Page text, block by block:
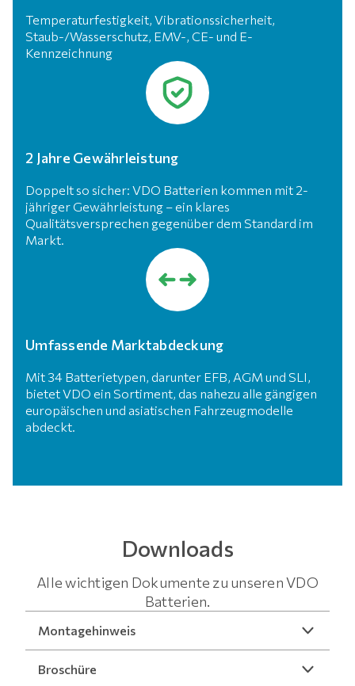
Temperaturfestigkeit, Vibrationssicherheit,
Staub-/Wasserschutz, EMV-, CE- und E-
Kennzeichnung
2 Jahre Gewährleistung
Doppelt so sicher: VDO Batterien kommen mit 2-
jähriger Gewährleistung – ein klares
Qualitätsversprechen gegenüber dem Standard im
Markt.
Umfassende Marktabdeckung
Mit 34 Batterietypen, darunter EFB, AGM und SLI,
bietet VDO ein Sortiment, das nahezu alle gängigen
europäischen und asiatischen Fahrzeugmodelle
abdeckt.
Downloads
Alle wichtigen Dokumente zu unseren VDO
Batterien.
Montagehinweis
Broschüre